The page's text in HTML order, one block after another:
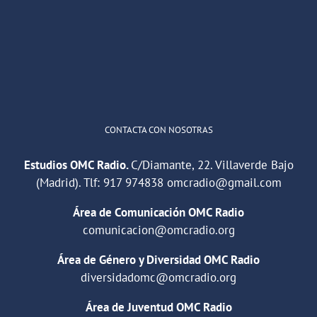
CONTACTA CON NOSOTRAS
Estudios OMC Radio.C/Diamante, 22. Villaverde Bajo
(Madrid). Tlf: 917 974838 omcradio@gmail.com
Área de Comunicación OMC Radio
comunicacion@omcradio.org
Área de Género y Diversidad OMC Radio
diversidadomc@omcradio.org
Área de Juventud OMC Radio